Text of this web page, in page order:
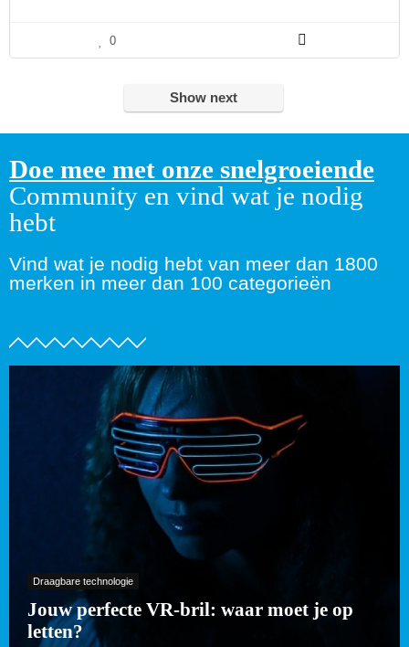
0
Show next
Doe mee met onze snelgroeiende
Community en vind wat je nodig
hebt
Vind wat je nodig hebt van meer dan 1800
merken in meer dan 100 categorieën
Draagbare technologie
Jouw perfecte VR-bril: waar moet je op
letten?